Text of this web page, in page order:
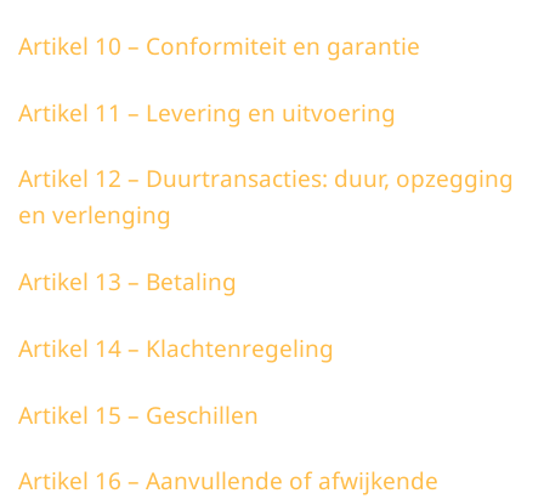
Artikel 10 – Conformiteit en garantie
Artikel 11 – Levering en uitvoering
Artikel 12 – Duurtransacties: duur, opzegging
en verlenging
Artikel 13 – Betaling
Artikel 14 – Klachtenregeling
Artikel 15 – Geschillen
Artikel 16 – Aanvullende of afwijkende